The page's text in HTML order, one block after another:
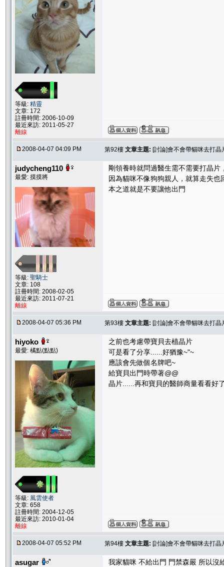
等級: 精靈
文章: 172
註冊時間: 2006-10-09
最近來訪: 2011-05-27
離線
2008-04-07 04:09 PM 第92樓 文章主題: [討論]會不會帶貓咪去打晶
judycheng110
最愛: 摸摸將
等級: 聖騎士
文章: 108
註冊時間: 2008-02-05
最近來訪: 2011-07-21
離線
剛領養時就問過醫生需不需要打晶片
因為貓咪不像狗狗親人，就算走失也
本之道就是不要讓他出門
2008-04-07 05:36 PM 第93樓 文章主題: [討論]會不會帶貓咪去打晶
hiyoko
最愛: 橘點(點點)
等級: 風雲使者
文章: 658
註冊時間: 2004-12-05
最近來訪: 2010-01-04
離線
之前也考慮帶寶貝去植晶片
可是看了分享......好猶豫~"~
應該會先做個名牌吧~
給寶貝出門時帶著@@
晶片......再和寶貝的醫師商量看看好
2008-04-07 05:52 PM 第94樓 文章主題: [討論]會不會帶貓咪去打晶
asugar
我家貓咪 不給出門 門禁森嚴 所以沒